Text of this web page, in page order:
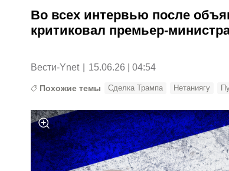
Во всех интервью после
критиковал премьер-
Вести-Ynet 15.06.26 | 04:54
Похожие темы Сделка Трампа Нетаниягу